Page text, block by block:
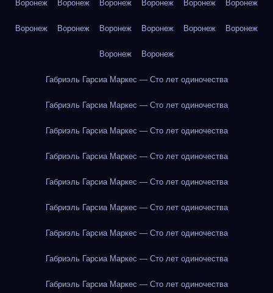
Воронеж Воронеж Воронеж Воронеж Воронеж Воронеж
Воронеж Воронеж Воронеж Воронеж Воронеж Воронеж
Воронеж Воронеж
Габриэль Гарсиа Маркес — Сто лет одиночества
Габриэль Гарсиа Маркес — Сто лет одиночества
Габриэль Гарсиа Маркес — Сто лет одиночества
Габриэль Гарсиа Маркес — Сто лет одиночества
Габриэль Гарсиа Маркес — Сто лет одиночества
Габриэль Гарсиа Маркес — Сто лет одиночества
Габриэль Гарсиа Маркес — Сто лет одиночества
Габриэль Гарсиа Маркес — Сто лет одиночества
Габриэль Гарсиа Маркес — Сто лет одиночества